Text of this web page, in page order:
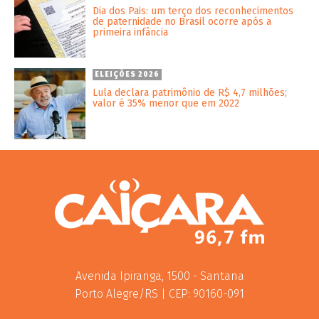
Dia dos Pais: um terço dos reconhecimentos
de paternidade no Brasil ocorre após a
primeira infância
ELEIÇÕES 2026
Lula declara patrimônio de R$ 4,7 milhões;
valor é 35% menor que em 2022
Avenida Ipiranga, 1500 - Santana
Porto Alegre/RS | CEP: 90160-091